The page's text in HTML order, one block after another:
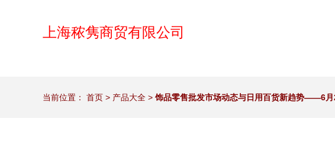
上海秾隽商贸有限公司
当前位置： 首页 > 产品大全 > 饰品零售批发市场动态与日用百货新趋势——6月